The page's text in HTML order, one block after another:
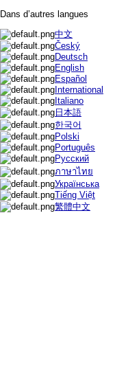
Dans d’autres langues
中文
Český
Deutsch
English
Español
International
Italiano
日本語
한국어
Polski
Português
Русский
ภาษาไทย
Українська
Tiếng Việt
繁體中文